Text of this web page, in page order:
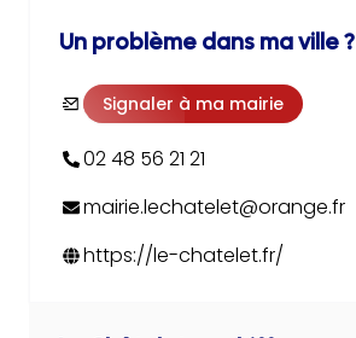
Un problème dans ma ville ?
Signaler à ma mairie
02 48 56 21 21
mairie.lechatelet@orange.fr
https://le-chatelet.fr/